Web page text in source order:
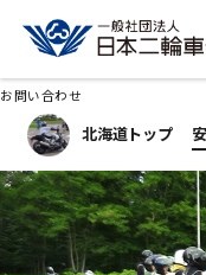
北海道トップ
お問い合わせ